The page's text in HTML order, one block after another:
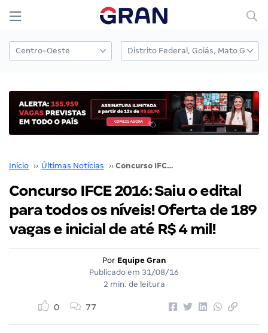
Início ›› Últimas Notícias ›› Concurso IFCE 2016: Saiu o edital para todos os níveis! Oferta de 189 vagas e inicial de até R$ 4 mil!
Concurso IFCE 2016: Saiu o edital
para todos os níveis! Oferta de 189
vagas e inicial de até R$ 4 mil!
Por Equipe Gran
Publicado em 31/08/16
2 min. de leitura
0 77